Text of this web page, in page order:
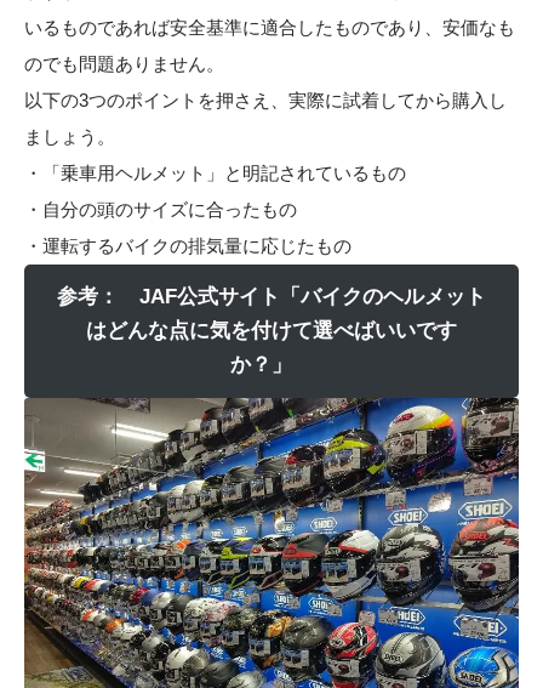
いるものであれば安全基準に適合したものであり、安価なも
のでも問題ありません。
以下の3つのポイントを押さえ、実際に試着してから購入し
ましょう。
・「乗車用ヘルメット」と明記されているもの
・自分の頭のサイズに合ったもの
・運転するバイクの排気量に応じたもの
参考： JAF公式サイト「バイクのヘルメット
はどんな点に気を付けて選べばいいです
か？」